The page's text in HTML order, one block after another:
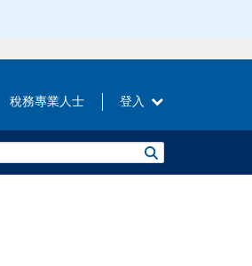
稅務專業人士 登入